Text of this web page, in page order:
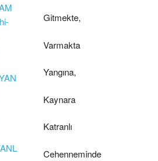
Gitmekte,
Varmakta
Yangına,
Kaynara
Katranlı
Cehenneminde